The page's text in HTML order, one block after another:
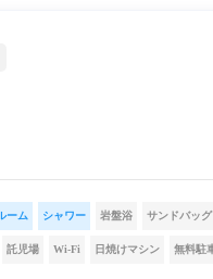
ーム シャワー 岩盤浴 サンドバッグ
託児場 Wi-Fi 日焼けマシン 無料駐